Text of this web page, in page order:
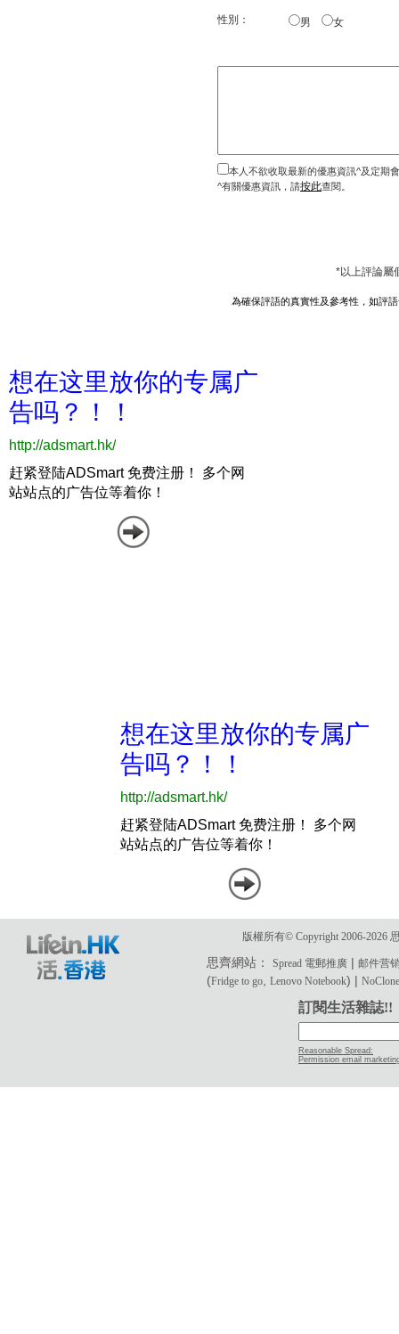
性別： 男 女
本人不欲收取最新的優惠資訊^及定期
^有關優惠資訊，請按此查閱。
*以上評論屬
為確保評語的真實性及參考性，如評
版權所有© Copyright 2006-2026
思齊網站：Spread 電郵推廣 |邮件营
(Fridge to go ,Lenovo Notebook) |